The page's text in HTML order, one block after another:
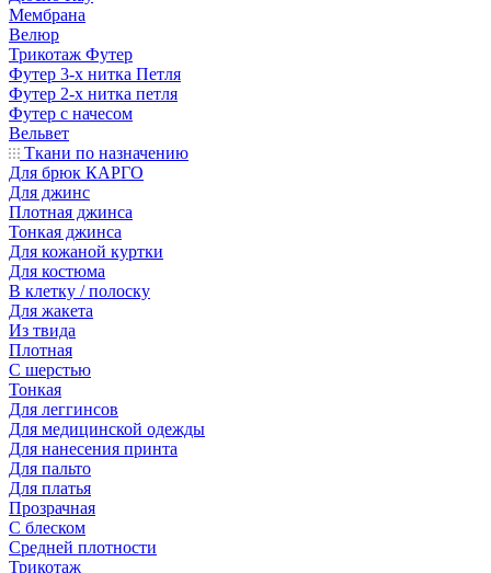
Мембрана
Велюр
Трикотаж Футер
Футер 3-х нитка Петля
Футер 2-х нитка петля
Футер с начесом
Вельвет
Ткани по назначению
Для брюк КАРГО
Для джинс
Плотная джинса
Тонкая джинса
Для кожаной куртки
Для костюма
В клетку / полоску
Для жакета
Из твида
Плотная
С шерстью
Тонкая
Для леггинсов
Для медицинской одежды
Для нанесения принта
Для пальто
Для платья
Прозрачная
С блеском
Средней плотности
Трикотаж